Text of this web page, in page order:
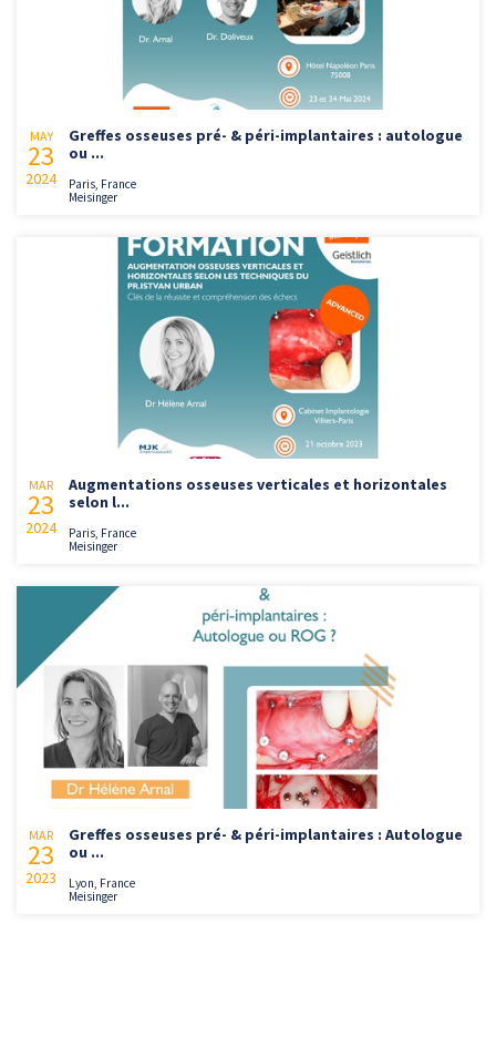
MAY
23
2024
Greffes osseuses pré- & péri-implantaires : autologue
ou ...
Paris, France
Meisinger
MAR
23
2024
Augmentations osseuses verticales et horizontales
selon l...
Paris, France
Meisinger
MAR
23
2023
Greffes osseuses pré- & péri-implantaires : Autologue
ou ...
Lyon, France
Meisinger